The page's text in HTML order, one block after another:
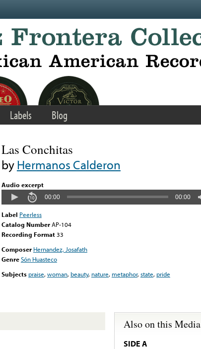
Labels Blog
Las Conchitas
byHermanos Calderon
Audio excerpt
00:00 00:00
Label Peerless
Catalog NumberAP-104
Recording Format33
Composer Hernandez, Josafath
GenreSón Huasteco
Subjects praise,woman, beauty, nature, metaphor,state, pride
Also on this Media
SIDE A